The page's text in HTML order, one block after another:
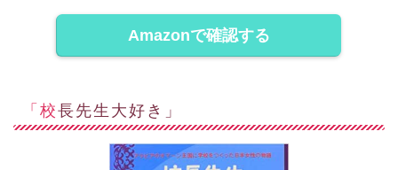
Amazonで確認する
「校長先生大好き」